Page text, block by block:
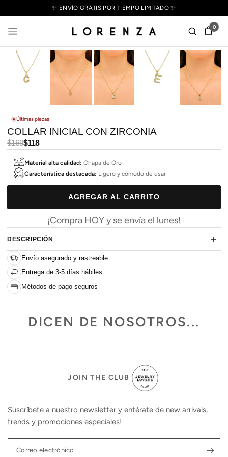
✨ ENVÍO GRATIS POR TIEMPO LIMITADO ✨
0
Últimas piezas
COLLAR INICIAL CON ZIRCONIA
Precio
habitual
$169Precio
oferta
$118
Material alta calidad: Chapa de Oro
Característica destacada: Ligero y cómodo de usar
AGREGAR AL CARRITO
¡Compra HOY y se envía el lunes!
DESCRIPCIÓN
Envío asegurado y rastreable
Entrega de 3-5 días hábiles
Métodos de pago seguros
DICEN DE NOSOTROS...
JOIN THE CLUB
Suscríbete a nuestro newsletter y entérate de new arrivals,
trends y promociones especiales!
Correo electrónico